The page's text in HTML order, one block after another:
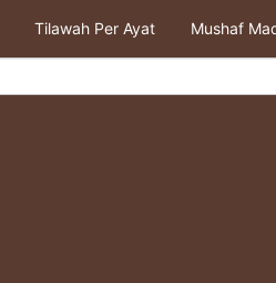
Tilawah Per Ayat Mushaf